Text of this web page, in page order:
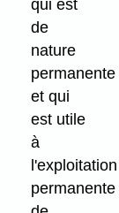
qui est
de
nature
permanente
et qui
est utile
à
l'exploitation
permanente